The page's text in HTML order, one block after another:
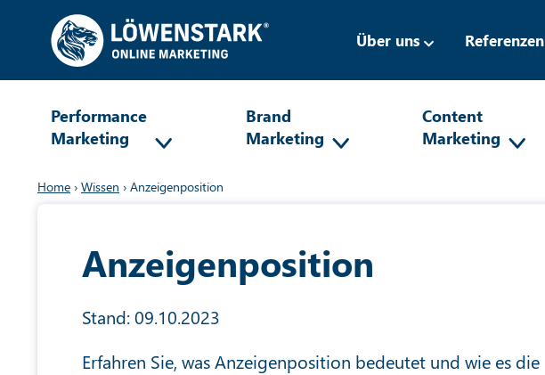
Über uns Referenzen
Performance
Marketing
Brand
Marketing
Content
Marketing
Home › Wissen › Anzeigenposition
Anzeigenposition
Stand: 09.10.2023
Erfahren Sie, was Anzeigenposition bedeutet und wie es die